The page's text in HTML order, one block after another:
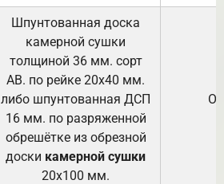
Шпунтованная доска
камерной сушки
толщиной 36 мм. сорт
АВ. по рейке 20х40 мм.
либо шпунтованная ДСП
16 мм. по разряженной
обрешётке из обрезной
доски камерной сушки
20х100 мм.